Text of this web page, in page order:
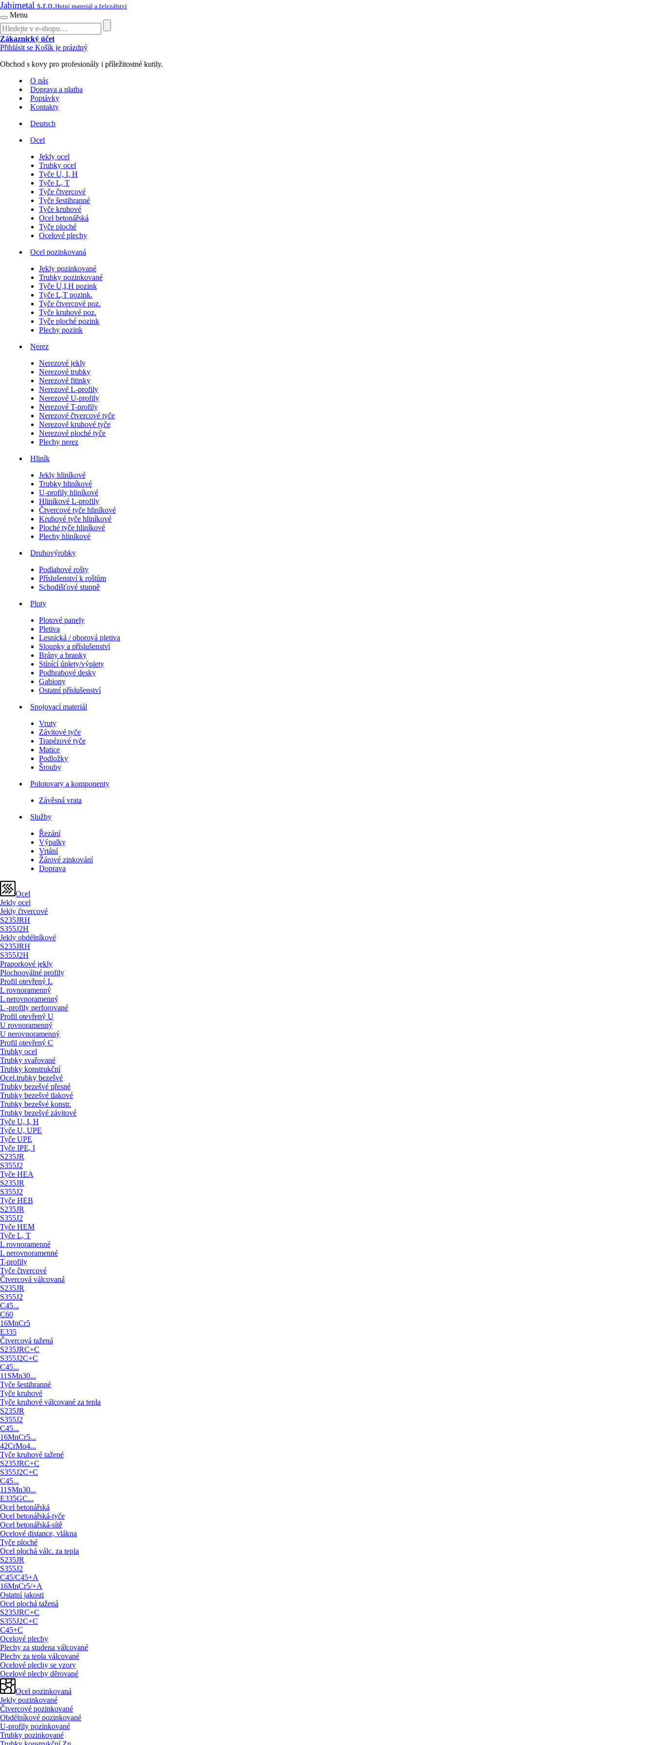
Jabimetal s.r.o.Hutní materiál a železářství
Menu
Zákaznický účet
Přihlásit se Košík je prázdný
Obchod s kovy pro profesionály i příležitostné kutily.
O nás
Doprava a platba
Poptávky
Kontakty
Deutsch
Ocel
Jekly ocel
Trubky ocel
Tyče U, I, H
Tyče L, T
Tyče čtvercové
Tyče šestihranné
Tyče kruhové
Ocel betonářská
Tyče ploché
Ocelové plechy
Ocel pozinkovaná
Jekly pozinkované
Trubky pozinkované
Tyče U,I,H pozink
Tyče L,T pozink.
Tyče čtvercové poz.
Tyče kruhové poz.
Tyče ploché pozink
Plechy pozink
Nerez
Nerezové jekly
Nerezové trubky
Nerezové fitinky
Nerezové L-profily
Nerezové U-profily
Nerezové T-profily
Nerezové čtvercové tyče
Nerezové kruhové tyče
Nerezové ploché tyče
Plechy nerez
Hliník
Jekly hliníkové
Trubky hliníkové
U-profily hliníkové
Hliníkové L-profily
Čtvercové tyče hliníkové
Kruhové tyče hliníkové
Ploché tyče hliníkové
Plechy hliníkové
Druhovýrobky
Podlahové rošty
Příslušenství k roštům
Schodišťové stupně
Ploty
Plotové panely
Pletiva
Lesnická / oborová pletiva
Sloupky a příslušenství
Brány a branky
Stínící úplety/výplety
Podhrabové desky
Gabiony
Ostatní příslušenství
Spojovací materiál
Vruty
Závitové tyče
Trapézové tyče
Matice
Podložky
Šrouby
Polotovary a komponenty
Závěsná vrata
Služby
Řezání
Výpalky
Vrtání
Žárové zinkování
Doprava
Ocel
Jekly ocel
Jekly čtvercové
S235JRH
S355J2H
Jekly obdélníkové
S235JRH
S355J2H
Praporkové jekly
Plochooválné profily
Profil otevřený L
L rovnoramenný
L nerovnoramenný
L -profily perforované
Profil otevřený U
U rovnoramenný
U nerovnoramenný
Profil otevřený C
Trubky ocel
Trubky svařované
Trubky konstrukční
Ocel.trubky bezešvé
Trubky bezešvé přesné
Trubky bezešvé tlakové
Trubky bezešvé konstr.
Trubky bezešvé závitové
Tyče U, I, H
Tyče U, UPE
Tyče UPE
Tyče IPE, I
S235JR
S355J2
Tyče HEA
S235JR
S355J2
Tyče HEB
S235JR
S355J2
Tyče HEM
Tyče L, T
L rovnoramenné
L nerovnoramenné
T-profily
Tyče čtvercové
Čtvercová válcovaná
S235JR
S355J2
C45...
C60
16MnCr5
E335
Čtvercová tažená
S235JRC+C
S355J2C+C
C45...
11SMn30...
Tyče šestihranné
Tyče kruhové
Tyče kruhové válcované za tepla
S235JR
S355J2
C45...
16MnCr5...
42CrMo4...
Tyče kruhové tažené
S235JRC+C
S355J2C+C
C45...
11SMn30...
E335GC...
Ocel betonářská
Ocel betonářská-tyče
Ocel betonářská-sítě
Ocelové distance, vlákna
Tyče ploché
Ocel plochá válc. za tepla
S235JR
S355J2
C45/C45+A
16MnCr5/+A
Ostatní jakosti
Ocel plochá tažená
S235JRC+C
S355J2C+C
C45+C
Ocelové plechy
Plechy za studena válcované
Plechy za tepla válcované
Ocelové plechy se vzory
Ocelové plechy děrované
Ocel pozinkovaná
Jekly pozinkované
Čtvercové pozinkované
Obdélníkové pozinkované
U-profily pozinkované
Trubky pozinkované